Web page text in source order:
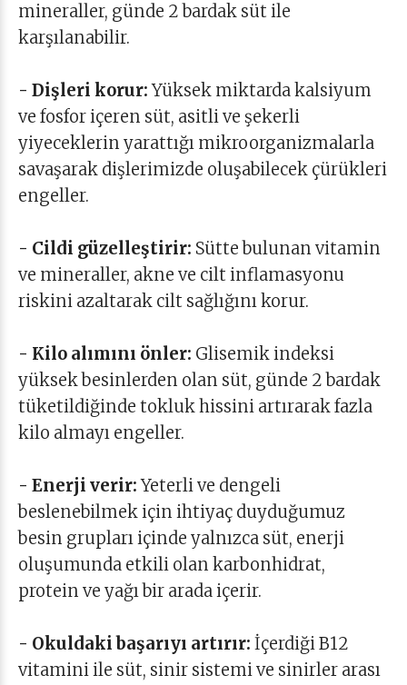
mineraller, günde 2 bardak süt ile
karşılanabilir.
- Dişleri korur:Yüksek miktarda kalsiyum
ve fosfor içeren süt, asitli ve şekerli
yiyeceklerin yarattığı mikroorganizmalarla
savaşarak dişlerimizde oluşabilecek çürükleri
engeller.
- Cildi güzelleştirir: Sütte bulunan vitamin
ve mineraller, akne ve cilt inflamasyonu
riskini azaltarak cilt sağlığını korur.
- Kilo alımını önler: Glisemik indeksi
yüksek besinlerden olan süt, günde 2 bardak
tüketildiğinde tokluk hissini artırarak fazla
kilo almayı engeller.
- Enerji verir:Yeterli ve dengeli
beslenebilmek için ihtiyaç duyduğumuz
besin grupları içinde yalnızca süt, enerji
oluşumunda etkili olan karbonhidrat,
protein ve yağı bir arada içerir.
- Okuldaki başarıyı artırır: İçerdiği B12
vitamini ile süt, sinir sistemi ve sinirler arası